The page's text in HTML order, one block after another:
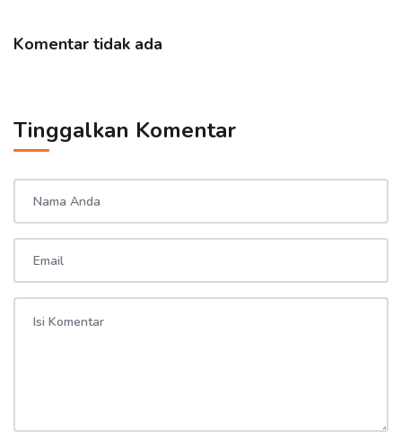
Komentar tidak ada
Tinggalkan Komentar